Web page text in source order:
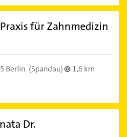
für Zahnmedizin
Berlin (Spandau)
1,6 km
Dr.